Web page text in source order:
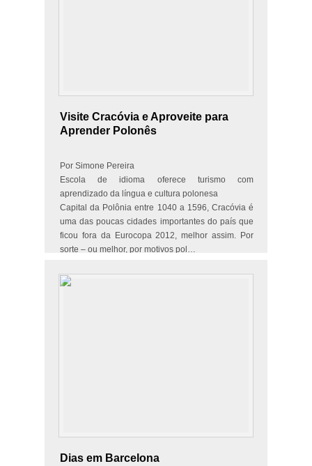
Visite Cracóvia e Aproveite para
Aprender Polonês
Por Simone Pereira
Escola de idioma oferece turismo com
aprendizado da língua e cultura polonesa
Capital da Polônia entre 1040 a 1596, Cracóvia é
uma das poucas cidades importantes do país que
ficou fora da Eurocopa 2012, melhor assim. Por
sorte – ou melhor, por motivos pol…
Dias em Barcelona